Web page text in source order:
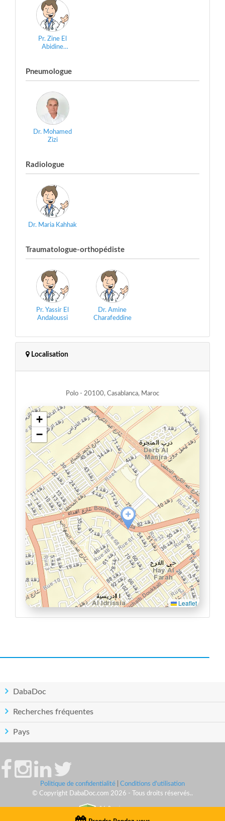
Pr. Zine El
Abidine
Pneumologue
Dr. Mohamed
Zizi
Radiologue
Dr. Maria Kahhak
Traumatologue-orthopédiste
Pr. Yassir El
Andaloussi
Dr. Amine
Charafeddine
Localisation
Polo - 20100, Casablanca, Maroc
+
−
Leaflet
DabaDoc
Recherches fréquentes
Pays
Politique de confidentialité
Conditions d'utilisation
© Copyright DabaDoc.com 2026 - Tous droits réservés..